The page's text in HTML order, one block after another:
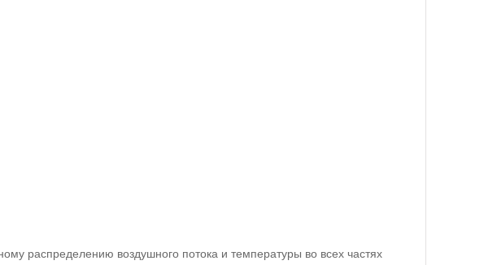
распределению воздушного потока и температуры во всех частях